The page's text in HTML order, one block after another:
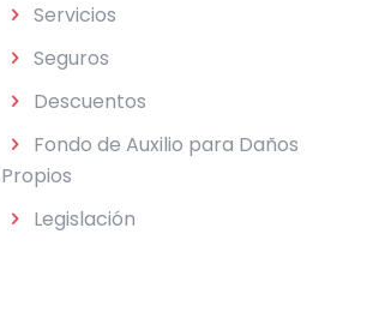
Servicios
Seguros
Descuentos
Fondo de Auxilio para Daños
Propios
Legislación